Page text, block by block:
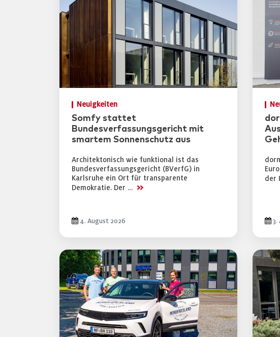
Neuigkeiten
Somfy stattet
Bundesverfassungsgericht mit
smartem Sonnenschutz aus
Architektonisch wie funktional ist das
Bundesverfassungsgericht (BVerfG) in
Karlsruhe ein Ort für transparente
Demokratie. Der … >>
4. August 2026
der
3.